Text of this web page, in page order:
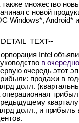
также множество
с новой
Windows*, Android*
Intel
в
очередь этот
продажи в
долл.
операционная
долл., и прибыль